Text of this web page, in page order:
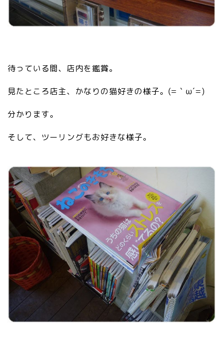
待っている間、店内を鑑賞。
見たところ店主、かなりの猫好きの様子。(=｀ω´=)
分かります。
そして、ツーリングもお好きな様子。